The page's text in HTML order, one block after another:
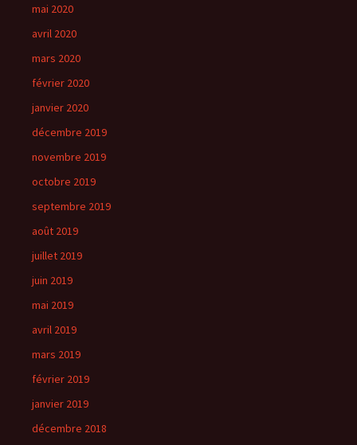
mai 2020
avril 2020
mars 2020
février 2020
janvier 2020
décembre 2019
novembre 2019
octobre 2019
septembre 2019
août 2019
juillet 2019
juin 2019
mai 2019
avril 2019
mars 2019
février 2019
janvier 2019
décembre 2018